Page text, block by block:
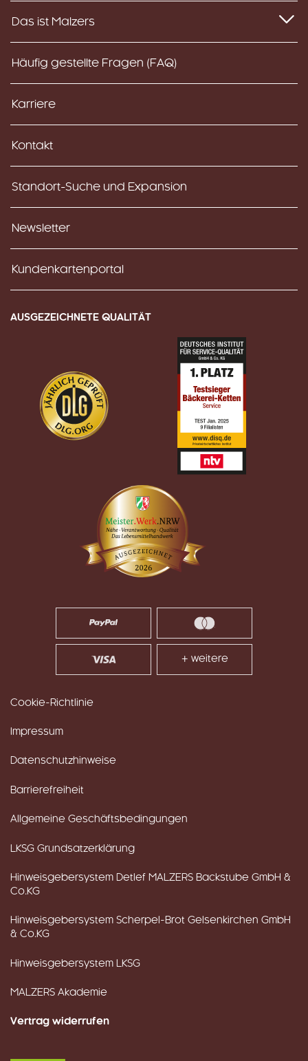
Das ist Malzers
Häufig gestellte Fragen (FAQ)
Karriere
Kontakt
Standort-Suche und Expansion
Newsletter
Kundenkartenportal
AUSGEZEICHNETE QUALITÄT
+ weitere
Cookie-Richtlinie
Impressum
Datenschutzhinweise
Barrierefreiheit
Allgemeine Geschäftsbedingungen
LKSG Grundsatzerklärung
Hinweisgebersystem Detlef MALZERS Backstube GmbH &
Co.KG
Hinweisgebersystem Scherpel-Brot Gelsenkirchen GmbH
& Co.KG
Hinweisgebersystem LKSG
MALZERS Akademie
Vertrag widerrufen